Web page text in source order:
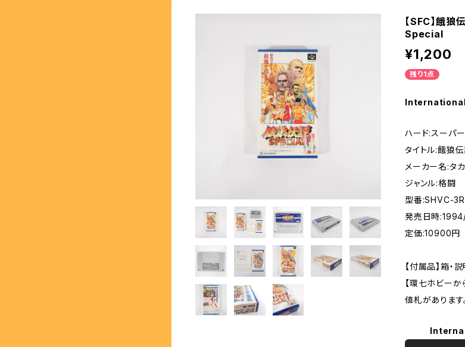
【GB】ゲームボーイ - GAME BOY
【PS】プレイステーション - PLAY STATION
【NG】ネオジオ - NEOGEO
【SS】セガサターン - SEGA SATURN
【DC】ドリームキャスト - DREAM CAST
【PCE】PCエンジン - PC ENGINE
【SFC】餓
Special
¥1,200
残り1点
ハード:スーパ
タイトル:餓狼
メーカー名:タ
ジャンル:格闘
型番:SHVC-3R
発売日時
定価:10900円
【付属品】箱・
【環七ホビーか
値札があります